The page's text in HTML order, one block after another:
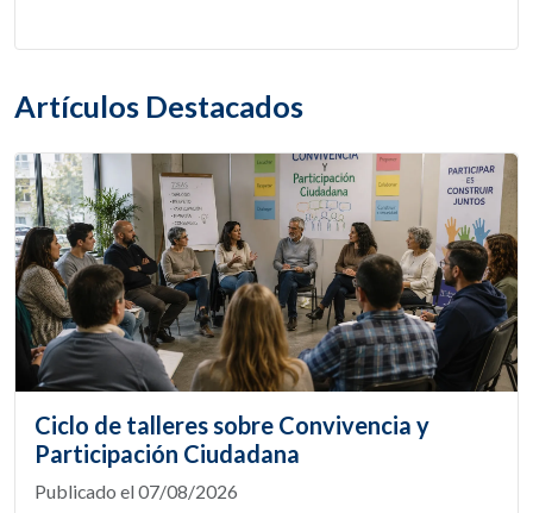
Artículos Destacados
Ciclo de talleres sobre Convivencia y
Participación Ciudadana
Publicado el 07/08/2026